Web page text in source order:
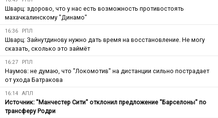
Шварц: здорово, что у нас есть возможность противостоять
махачкалинскому "Динамо"
16:36 РПЛ
Шварц: Зайнутдинову нужно дать время на восстановление. Не могу
сказать, сколько это займёт
16:27 РПЛ
Наумов: не думаю, что "Локомотив" на дистанции сильно пострадает
от ухода Батракова
16:14 АПЛ
Источник: "Манчестер Сити" отклонил предложение "Барселоны" по
трансферу Родри